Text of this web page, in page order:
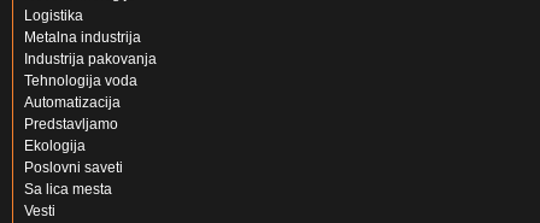
Logistika
Metalna industrija
Industrija pakovanja
Tehnologija voda
Automatizacija
Predstavljamo
Ekologija
Poslovni saveti
Sa lica mesta
Vesti